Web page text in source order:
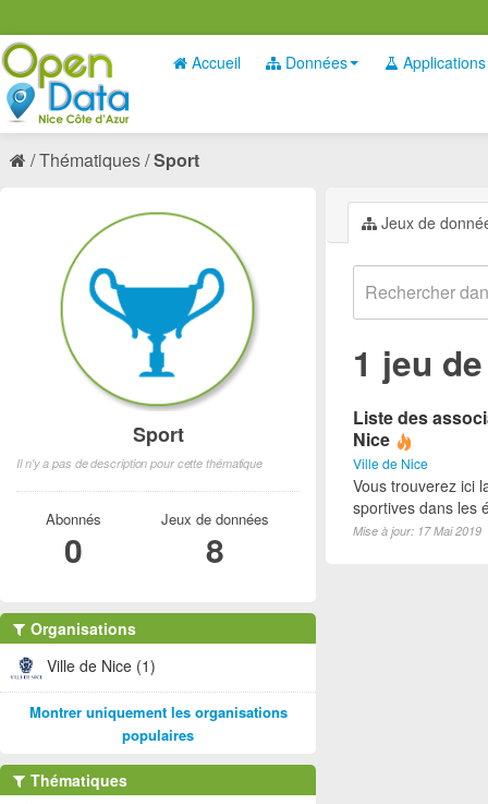
Accueil Données Applications
Thématiques Sport
Jeux de
1 jeu
Liste des
Nice
Ville de Nice
Vous trouverez ici
sportives dans les
Mise à jour: 17 Mai 2019
Sport
Il n'y a pas de description pour cette thématique
Abonnés
0
Jeux de données
8
Organisations
Ville de Nice (1)
Montrer uniquement les organisations
populaires
Thématiques